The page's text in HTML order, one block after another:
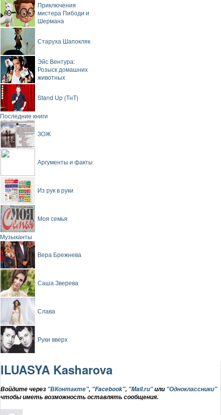
Приключения
мистера Пибоди и
Шермана
Старуха Шапокляк
Эйс Вентура:
Розыск домашних
животных
Stand Up (ТнТ)
Последние книги
ЗОЖ
Аргументы и факты
Из рук в руки
Моя семья
Музыканты
Вера Брежнева
Саша Зверева
Слава
Руки вверх
ILUASYA Kasharova
Войдите через "ВКонтакте", "Facebook", "Mail.ru"или "Одноклассники"
чтобы иметь возможность оставлять сообщения.